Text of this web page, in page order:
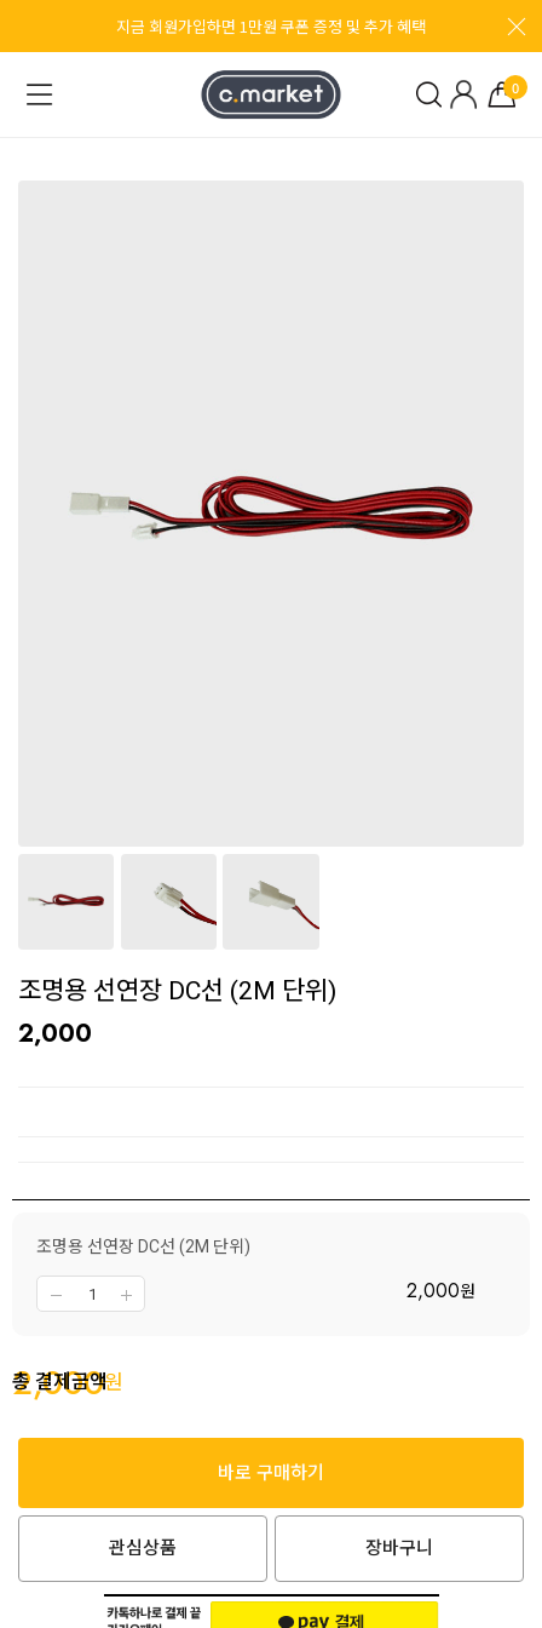
지금 회원가입하면 1만원 쿠폰 증정 및 추가 혜택
0
조명용 선연장 DC선 (2M 단위)
2,000
조명용 선연장 DC선 (2M 단위)
2,000원
총 결제금액
2,000원
바로 구매하기
관심상품 장바구니